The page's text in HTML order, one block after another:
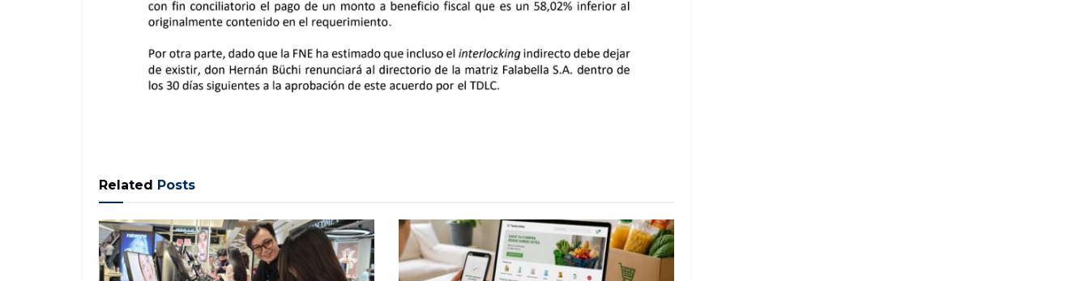
Related Posts